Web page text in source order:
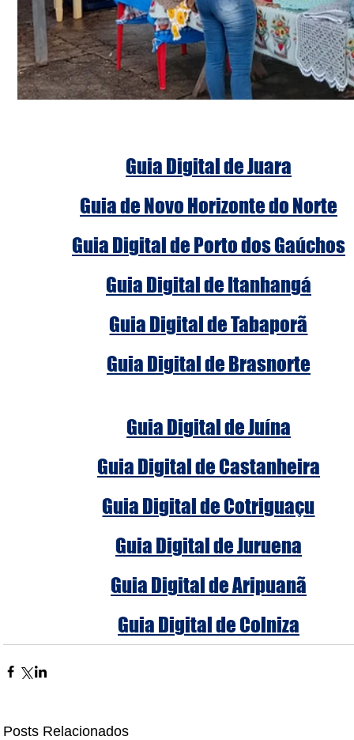
Guia Digital de Juara
Guia de Novo Horizonte do Norte
Guia Digital de Porto dos Gaúchos
Guia Digital de Itanhangá
Guia Digital de Tabaporã
Guia Digital de Brasnorte
Guia Digital de Juína
Guia Digital de Castanheira
Guia Digital de Cotriguaçu
Guia Digital de Juruena
Guia Digital de Aripuanã
Guia Digital de Colniza
Posts Relacionados